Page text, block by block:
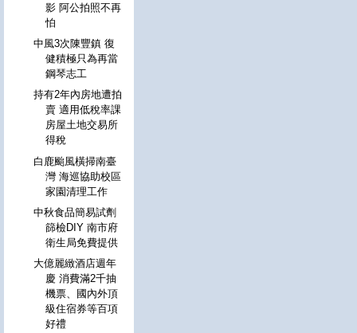
影 阿公拍照不再
怕
中風3次陳豐鎮 復
健積極只為再當
鋼琴志工
持有2年內房地遭拍
賣 適用低稅率課
房屋土地交易所
得稅
白鹿颱風橫掃南臺
灣 海巡協助校區
家園清理工作
中秋食品簡易試劑
篩檢DIY 南市府
衛生局免費提供
大億麗緻酒店週年
慶 消費滿2千抽
機票、國內外頂
級住宿券等百項
好禮